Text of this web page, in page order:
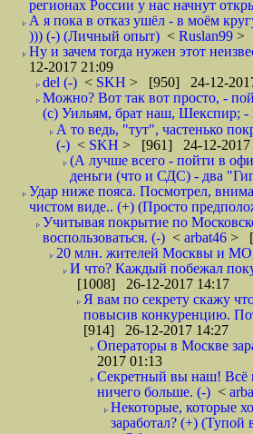
регионах России у нас начнут
А я пока в отказ ушёл - в моём
))) (-) (Личный опыт) < Ruslan99 >
Ну и зачем тогда нужен этот
12-2017 21:09
del (-) < SKH > [950] 24-12-
Можно? Вот так вот просто, -
(с) Уильям, брат наш, Шекспир; -
А то ведь, "тут", частенько
(-) < SKH > [961] 24-12-2017
(А лучше всего - пойти в
деньги (что и СДС) - два
Удар ниже пояса. Посмотрел,
чистом виде.. (+) (Просто
Учитывая покрытие по
воспользоваться. (-) < arbat46 >
20 млн. жителей Москвы и МО,
И что? Каждый побежал
[1008] 26-12-2017 14:17
Я вам по секрету скажу
повысив конкуренцию.
[914] 26-12-2017 14:27
Операторы в Москве
2017 01:13
Секретный вы наш! Всё
ничего больше. (-) <
Некоторые, которые
заработал? (+) (Тупой